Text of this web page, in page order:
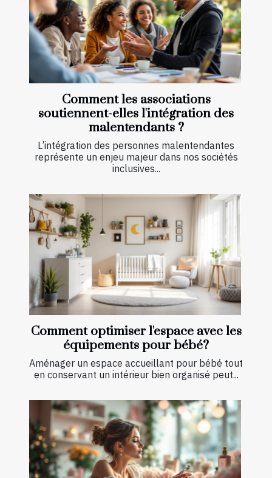
Comment les associations
soutiennent-elles l'intégration des
malentendants ?
L’intégration des personnes malentendantes
représente un enjeu majeur dans nos sociétés
inclusives...
Comment optimiser l'espace avec les
équipements pour bébé?
Aménager un espace accueillant pour bébé tout
en conservant un intérieur bien organisé peut...